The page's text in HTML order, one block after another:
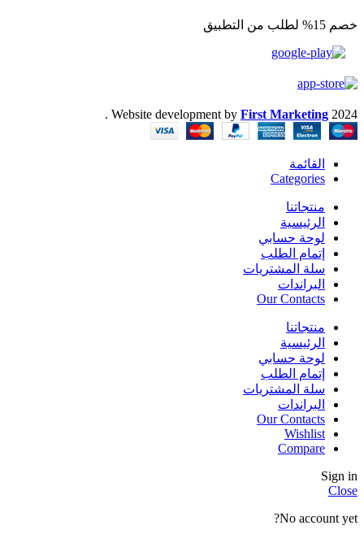
خصم 15% لطلب من التطبيق
Website development by First Marketing 2024
.
القائمة
Categories
منتجاتنا
الرئيسية
لوحة حسابي
إتمام الطلب
سلة المشتريات
البراندات
Our Contacts
منتجاتنا
الرئيسية
لوحة حسابي
إتمام الطلب
سلة المشتريات
البراندات
Our Contacts
Wishlist
Compare
Sign in
Close
No account yet?